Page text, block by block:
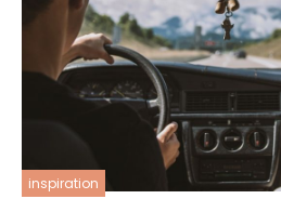
inspiration